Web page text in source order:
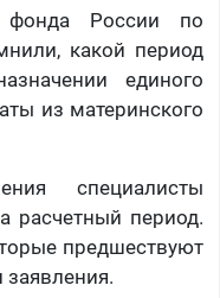
фонда России по
какой период
единого
из материнского
специалисты
расчетный период.
предшествуют